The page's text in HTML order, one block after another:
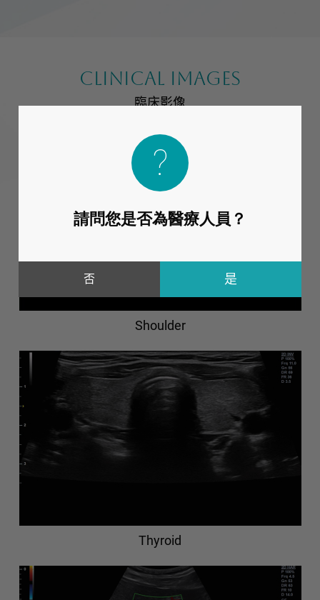
請問您是否為醫療人員？
否
CLINICAL IMAGES
臨床影像
Shoulder
Thyroid